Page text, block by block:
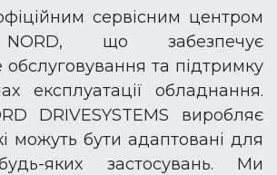
сервісним центром
NORD, що забезпечує
обслуговування та підтримку
експлуатації обладнання.
DRIVESYSTEMS виробляє
можуть бути адаптовані для
яких застосувань. Ми